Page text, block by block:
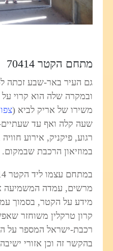
מתחם הקטר 70414
גם העיר באר-שבע
משירו של אריק לביא (
שעה קלה ואף עד
רגוע, פיקניק, אירוע
במוזיאון הרכבת שבמקום.
מרשים, עמדה המשמיעה
מידע על הקטר, בסמוך
קרון טרקלין משוחזר
רכבת-ישראל המספר על
בהקשר זה וכן אזורי